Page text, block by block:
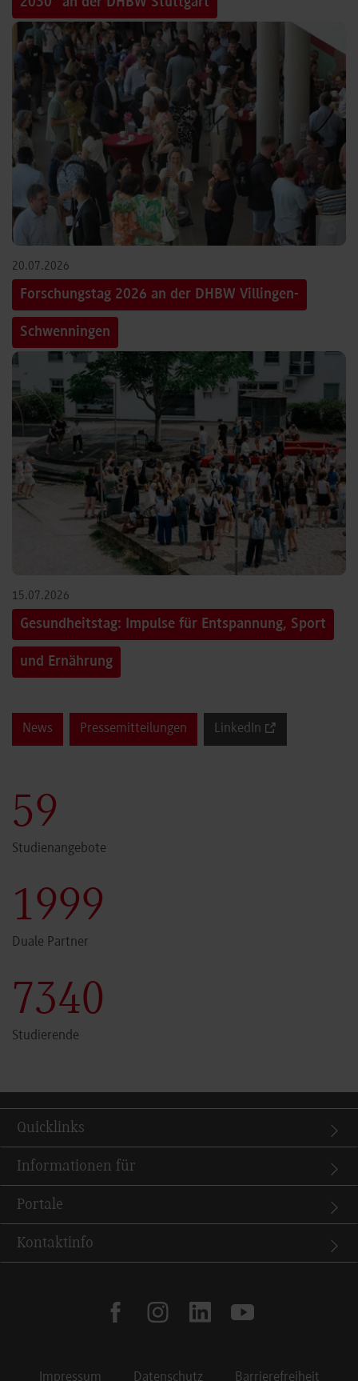
2030“ an der DHBW Stuttgart
20.07.2026
Forschungstag 2026 an der DHBW Villingen-
Schwenningen
15.07.2026
Gesundheitstag: Impulse für Entspannung, Sport
und Ernährung
News Pressemitteilungen LinkedIn
60
Studienangebote
2000
Duale Partner
7341
Studierende
Quicklinks
Informationen für
Portale
Kontaktinfo
facebookinstagramlinkedin youtube